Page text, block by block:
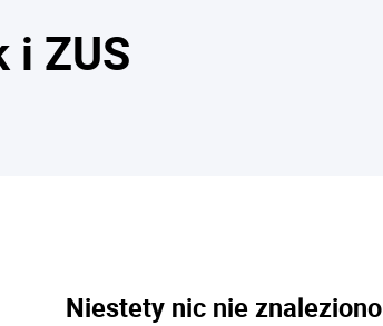
i ZUS
Niestety nic nie znaleziono